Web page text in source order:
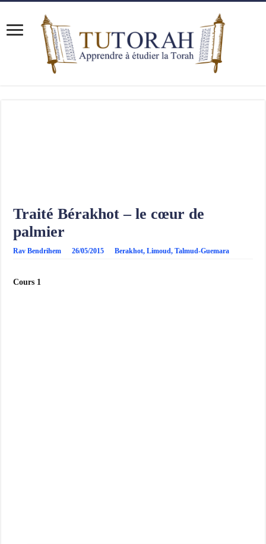
Traité Bérakhot – le cœur de
palmier
Rav Bendrihem 26/05/2015 Berakhot,Limoud,Talmud-Guemara
Cours 1